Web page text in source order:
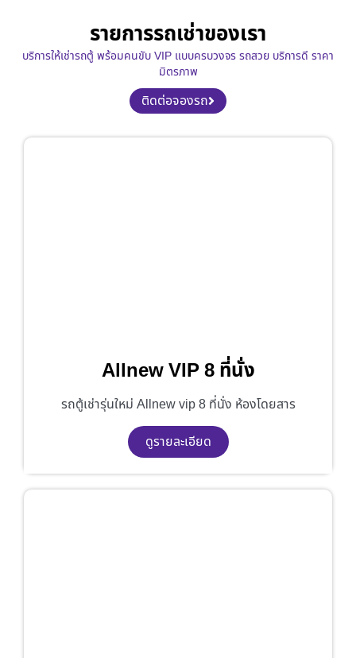
รายการรถเช่าของเรา
บริการให้เช่ารถตู้ พร้อมคนขับ VIP แบบครบวงจร รถสวย บริการดี ราคา
มิตรภาพ
ติดต่อจองรถ
Allnew VIP 8 ที่นั่ง
รถตู้เช่ารุ่นใหม่ Allnew vip 8 ที่นั่ง ห้องโดยสาร
ดูรายละเอียด